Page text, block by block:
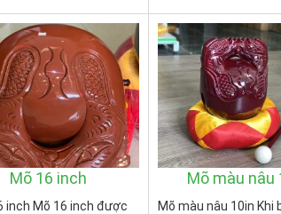
Mõ 16 inch
inch Mõ 16 inch được
Mõ màu nâu
Mõ màu nâu 10in Khi